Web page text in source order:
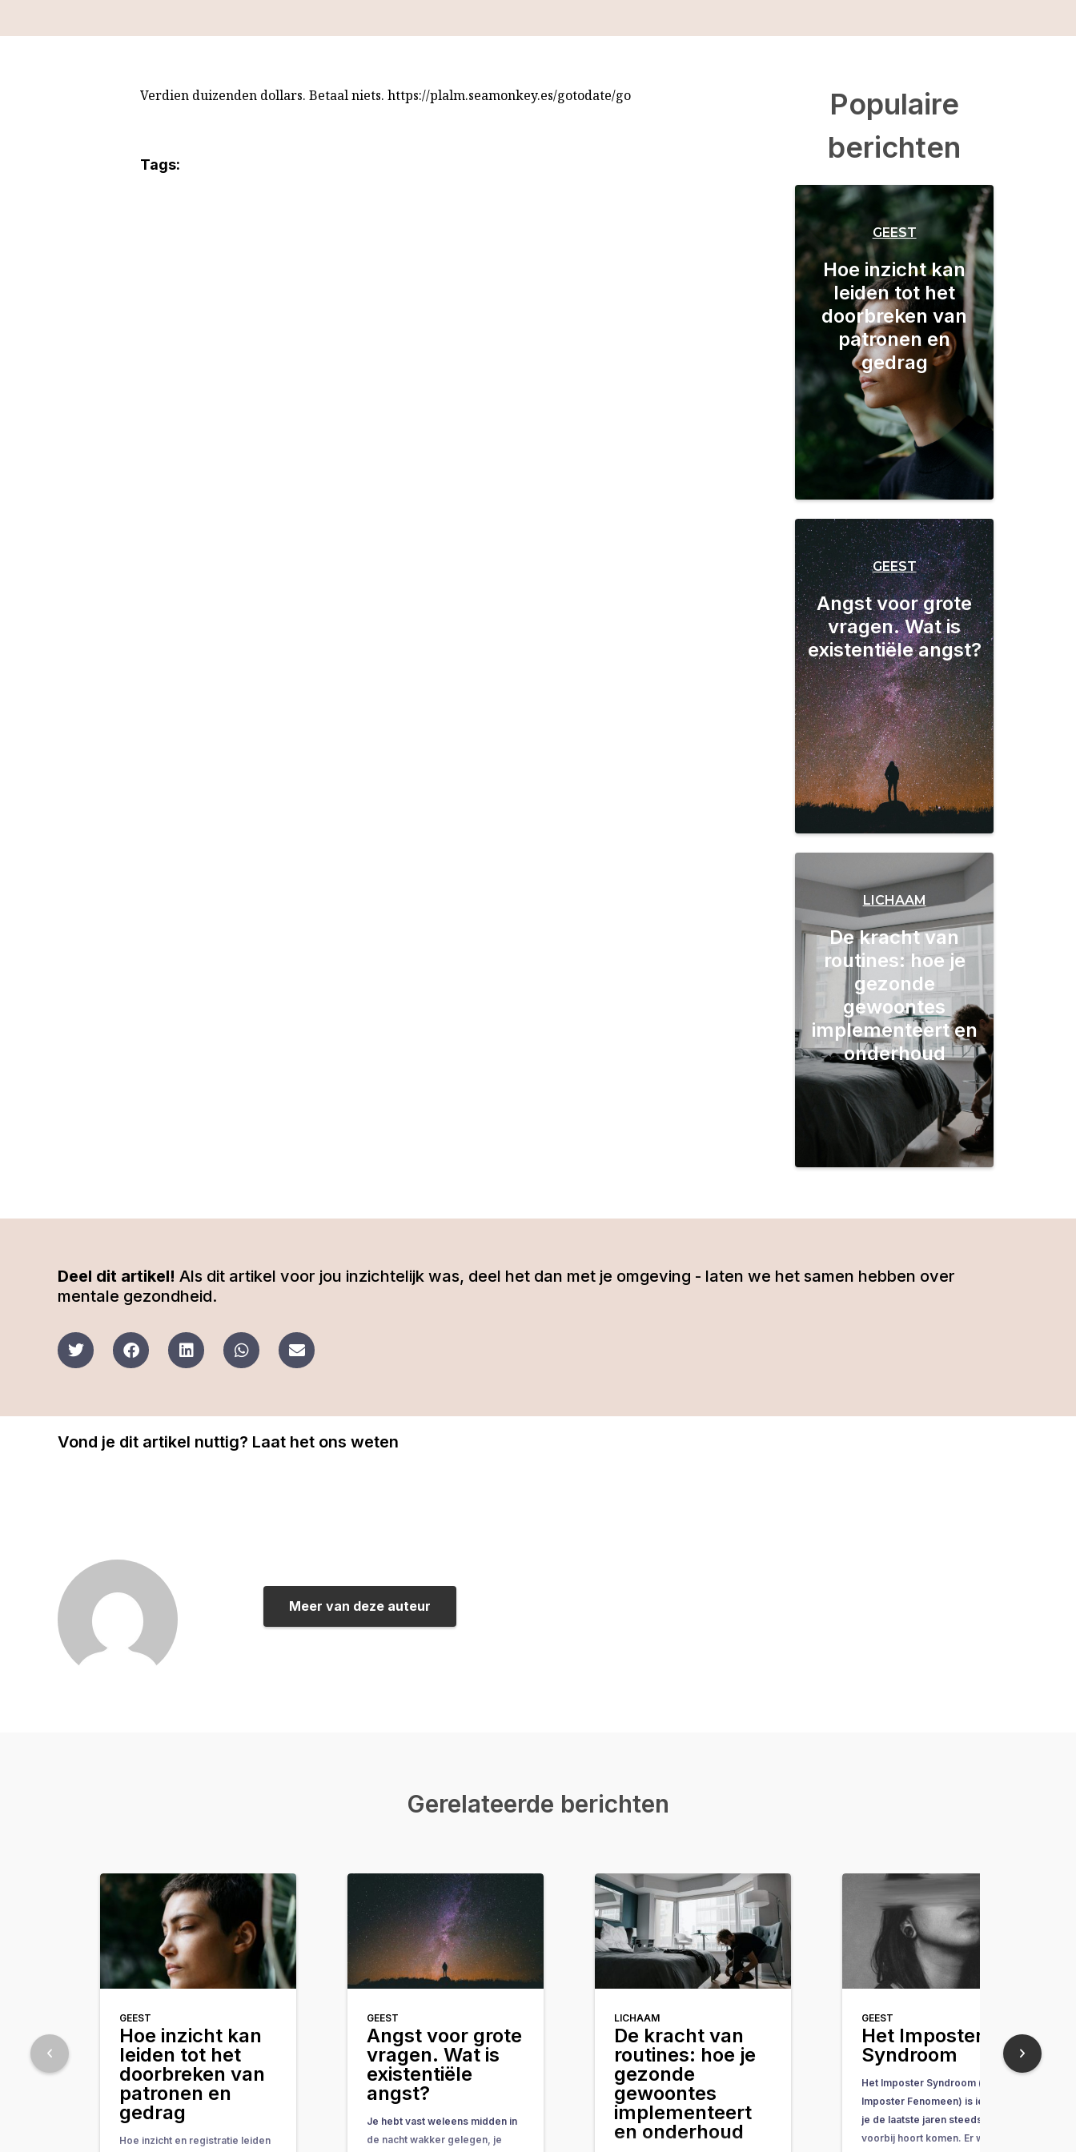
Verdien duizenden dollars. Betaal niets. https://plalm.seamonkey.es/gotodate/go
Tags:
Populaire
berichten
GEEST
Hoe inzicht kan
leiden tot het
doorbreken van
patronen en
gedrag
GEEST
Angst voor grote
vragen. Wat is
existentiële angst?
LICHAAM
De kracht van
routines: hoe je
gezonde
gewoontes
implementeert en
onderhoud
Deel dit artikel! Als dit artikel voor jou inzichtelijk was, deel het dan met je omgeving - laten we het samen hebben over
mentale gezondheid.
Vond je dit artikel nuttig? Laat het ons weten
Meer van deze auteur
Gerelateerde berichten
GEEST
Hoe inzicht kan
leiden tot het
doorbreken van
patronen en
gedrag
Hoe inzicht en registratie leiden
GEEST
Angst voor grote
vragen. Wat is
existentiële
angst?
Je hebt vast weleens midden in
de nacht wakker gelegen, je
LICHAAM
De kracht van
routines: hoe je
gezonde
gewoontes
implementeert
en onderhoud
GEEST
Het Imposter
Syndroom
Het Imposter Syndroom (of
Imposter Fenomeen) is iets wat
je de laatste jaren steeds vaker
voorbij hoort komen. Er wordt